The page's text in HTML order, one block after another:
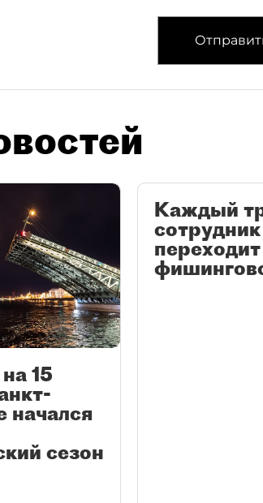
15
начался
сезон
Каждый
сотрудник